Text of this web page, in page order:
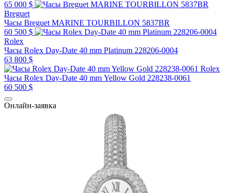
65 000 $
Breguet
Часы Breguet MARINE TOURBILLON 5837BR
60 500 $
Rolex
Часы Rolex Day-Date 40 mm Platinum 228206-0004
63 800 $
Rolex
Часы Rolex Day-Date 40 mm Yellow Gold 228238-0061
60 500 $
Онлайн-заявка